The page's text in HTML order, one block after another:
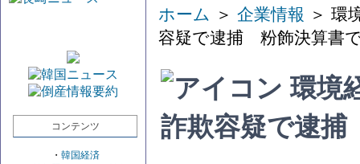
コンテンツ
・ 韓国経済
ホーム ＞ 企業情報 ＞ 環
容疑で逮捕 粉飾決算書
環境
詐欺容疑で逮